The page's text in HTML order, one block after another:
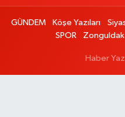
GÜNDEM Köşe Yazıları
SPOR
Zonguldak
Haber